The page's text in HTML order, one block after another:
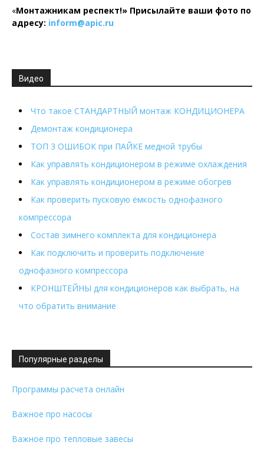
«Монтажникам респект!» Присылайте ваши фото по
адресу: inform@apic.ru
Видео
Что такое СТАНДАРТНЫЙ монтаж КОНДИЦИОНЕРА
Демонтаж кондиционера
ТОП 3 ОШИБОК при ПАЙКЕ медной трубы
Как управлять кондиционером в режиме охлаждения
Как управлять кондиционером в режиме обогрев
Как проверить пусковую ёмкость однофазного
компрессора
Состав зимнего комплекта для кондиционера
Как подключить и проверить подключение
однофазного компрессора
КРОНШТЕЙНЫ для кондиционеров как выбрать, на
что обратить внимание
Популярные разделы
Программы расчета онлайн
Важное про насосы
Важное про тепловые завесы